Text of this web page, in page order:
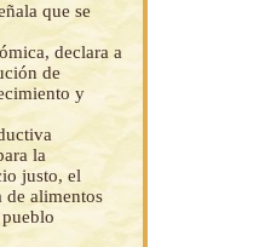
que se
declara a
de
y
la
justo, el
de alimentos